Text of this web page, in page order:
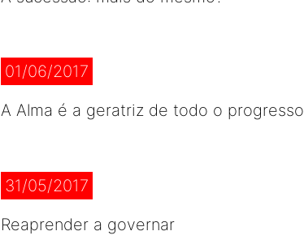
01/06/2017
A Alma é a geratriz de todo o progresso
31/05/2017
Reaprender a governar